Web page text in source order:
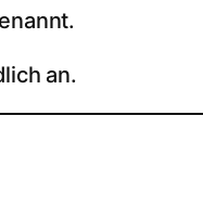
an.